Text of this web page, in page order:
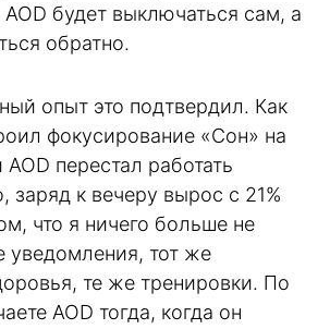
будет выключаться сам, а
обратно.
опыт это подтвердил. Как
фокусирование «Сон» на
перестал работать
заряд к вечеру вырос с 21%
что я ничего больше не
тот же
те же тренировки. По
AOD тогда, когда он